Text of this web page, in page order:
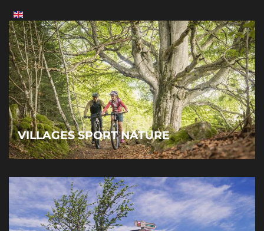
VILLAGES SPORT NATURE